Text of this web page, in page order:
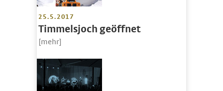
25.5.2017
Timmelsjoch geöffnet
[mehr]